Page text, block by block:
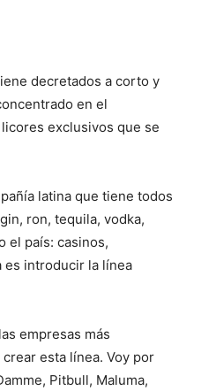
decretados a corto y
en el
exclusivos que se
latina que tiene todos
ron, tequila, vodka,
el país: casinos,
es introducir la línea
empresas más
esta línea. Voy por
Pitbull, Maluma,